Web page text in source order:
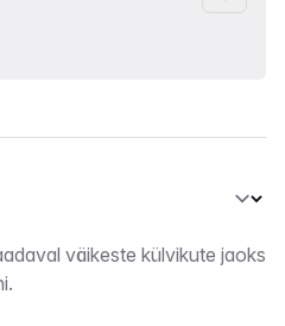
väikeste külvikute jaoks